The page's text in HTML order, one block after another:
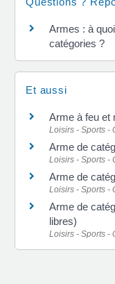
Armes : à
catégories ?
Et aussi
Arme à feu et
Loisirs - Sports -
Arme de
Loisirs - Sports -
Arme de
Loisirs - Sports -
Arme de
libres)
Loisirs - Sports -